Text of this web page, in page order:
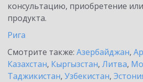
консультацию, приобретение
продукта.
Рига
Смотрите также: Азербайджан,
Казахстан, Кыргызстан, Литва,
Таджикистан, Узбекистан,